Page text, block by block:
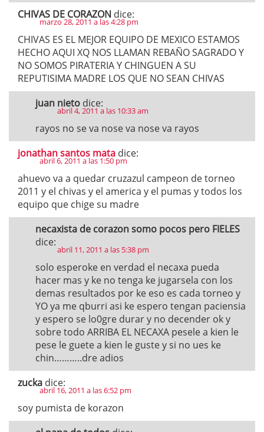
CHIVAS DE CORAZON dice:
marzo 28, 2011 a las 4:28 pm
CHIVAS ES EL MEJOR EQUIPO DE MEXICO ESTAMOS
HECHO AQUI XQ NOS LLAMAN REBAÑO SAGRADO Y
NO SOMOS PIRATERIA Y CHINGUEN A SU
REPUTISIMA MADRE LOS QUE NO SEAN CHIVAS
juan nieto dice:
abril 4, 2011 a las 10:33 am
rayos no se va nose va nose va rayos
jonathan santos mata dice:
abril 6, 2011 a las 1:50 pm
ahuevo va a quedar cruzazul campeon de torneo
2011 y el chivas y el america y el pumas y todos los
equipo que chige su madre
necaxista de corazon somo pocos pero FIELES
dice:
abril 11, 2011 a las 5:38 pm
solo esperoke en verdad el necaxa pueda
hacer mas y ke no tenga ke jugarsela con los
demas resultados por ke eso es cada torneo y
YO ya me qburri asi ke espero tengan paciensia
y espero se lo0gre durar y no decender ok y
sobre todo ARRIBA EL NECAXA pesele a kien le
pese le guete a kien le guste y si no ues ke
chin………..dre adios
zucka dice:
abril 16, 2011 a las 6:52 pm
soy pumista de korazon